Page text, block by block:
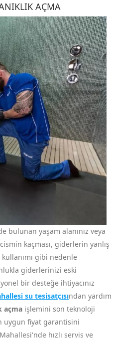
AÇMA
bulunan yaşam alanınız veya
kaçması, giderlerin yanlış
kullanımı gibi nedenle
giderlerinizi eski
bir desteğe ihtiyacınız
su tesisatçısından yardım
açma işlemini son teknoloji
uygun fiyat garantisini
hızlı servis ve